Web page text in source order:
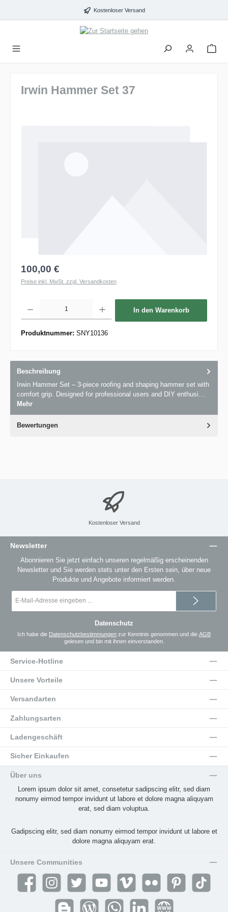
Kostenloser Versand
Irwin Hammer Set 37
100,00 €
Preise inkl. MwSt. zzgl. Versandkosten
In den Warenkorb
Produktnummer: SNY10136
Beschreibung
Irwin Hammer Set – 3-piece roofing and shaping hammer set with
comfort grip. Designed for professional users and DIY enthusi…
Mehr
Bewertungen
Kostenloser Versand
Newsletter
Abonnieren Sie jetzt einfach unseren regelmäßig erscheinenden
Newsletter und Sie werden stets unter den Ersten sein, über neue
Produkte und Angebote informiert werden.
Mail-
Datenschutz
Ich habe die Datenschutzbestimmungen zur Kenntnis genommen und die AGB
gelesen und bin mit ihnen einverstanden.
Service-Hotline
Unsere Vorteile
Versandarten
Zahlungsarten
Ladengeschäft
Sicher Einkaufen
Über uns
Lorem ipsum dolor sit amet, consetetur sadipscing elitr, sed diam
nonumy eirmod tempor invidunt ut labore et dolore magna aliquyam
erat, sed diam voluptua.
Gadipscing elitr, sed diam nonumy eirmod tempor invidunt ut labore et
dolore magna aliquyam erat.
Unsere Communities
Facebook Instagram Twitter YouTube Vimeo Flickr Pinterest TikTok